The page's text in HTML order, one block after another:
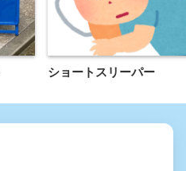
ショートスリーパー